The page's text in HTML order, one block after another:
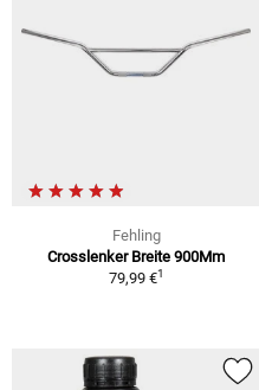
Fehling
Crosslenker Breite 900Mm
79,99 €1